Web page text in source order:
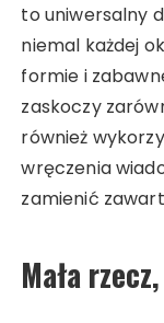
to uniwersalny
niemal każdej
formie i
zaskoczy
również
wręczenia
zamienić
Mała